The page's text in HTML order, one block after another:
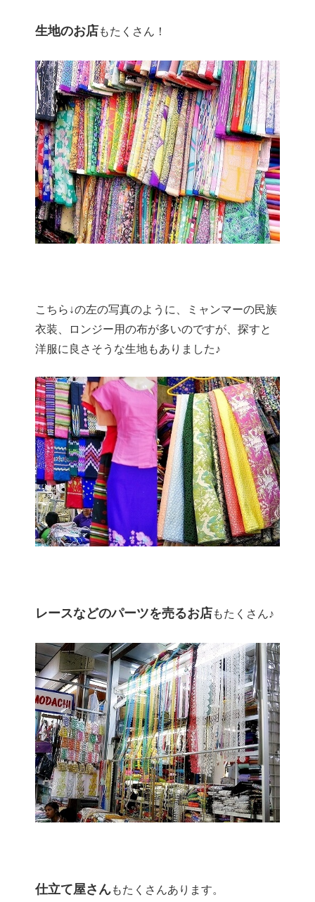
生地のお店もたくさん！
こちら↓の左の写真のように、ミャンマーの民族
衣装、ロンジー用の布が多いのですが、探すと
洋服に良さそうな生地もありました♪
レースなどのパーツを売るお店もたくさん♪
仕立て屋さんもたくさんあります。